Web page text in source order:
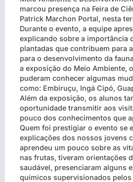
marcou presença na Feira de
Patrick Marchon Portal, nesta
Durante o evento, a equipe
explicando sobre a importância
plantadas que contribuem para
para o desenvolvimento da
a exposição do Meio Ambiente,
puderam conhecer algumas
como: Embiruçu, Ingá Cipó,
Além da exposição, os alunos
oportunidade transmitir aos
pouco dos conhecimentos que
Quem foi prestigiar o evento se
explicações dos nossos jovens
aprendeu um pouco sobre as
nas frutas, tiveram orientações
saudável, presenciaram alguns
químicos supervisionados